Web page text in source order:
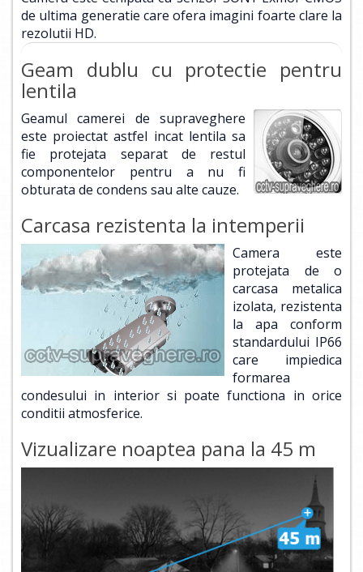
de ultima generatie care ofera imagini foarte clare la
rezolutii HD.
Geam dublu cu protectie pentru
lentila
Geamul camerei de supraveghere
este proiectat astfel incat lentila sa
fie protejata separat de restul
componentelor pentru a nu fi
obturata de condens sau alte cauze.
Carcasa rezistenta la intemperii
Camera este
protejata de o
carcasa metalica
izolata, rezistenta
la apa conform
standardului IP66
care impiedica
formarea
condesului in interior si poate functiona in orice
conditii atmosferice.
Vizualizare noaptea pana la 45 m